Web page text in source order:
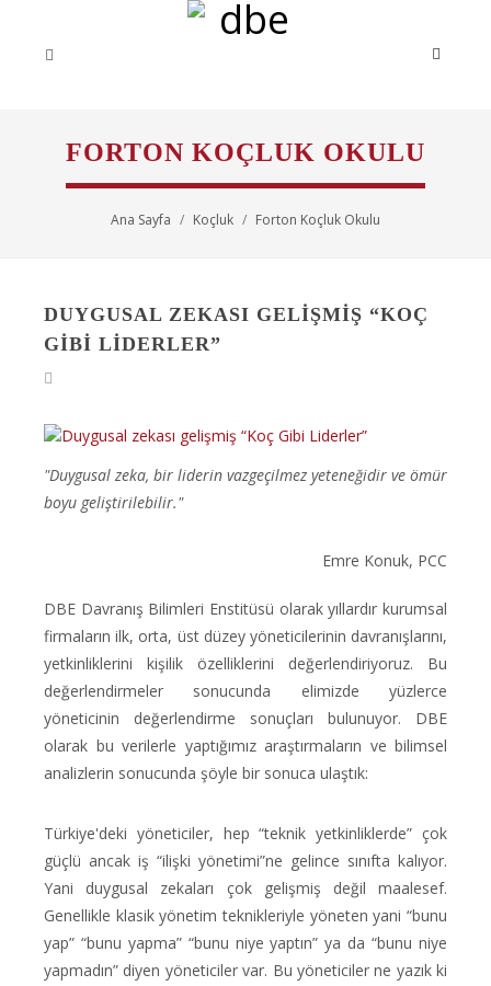
FORTON KOÇLUK OKULU
Ana Sayfa Koçluk Forton Koçluk Okulu
DUYGUSAL ZEKASI GELIŞMIŞ “KOÇ
GIBI LIDERLER”
"Duygusal zeka, bir liderin vazgeçilmez yeteneğidir ve ömür
boyu geliştirilebilir."
Emre Konuk, PCC
DBE Davranış Bilimleri Enstitüsü olarak yıllardır kurumsal
firmaların ilk, orta, üst düzey yöneticilerinin davranışlarını,
yetkinliklerini kişilik özelliklerini değerlendiriyoruz. Bu
değerlendirmeler sonucunda elimizde yüzlerce
yöneticinin değerlendirme sonuçları bulunuyor. DBE
olarak bu verilerle yaptığımız araştırmaların ve bilimsel
analizlerin sonucunda şöyle bir sonuca ulaştık:
Türkiye'deki yöneticiler, hep “teknik yetkinliklerde” çok
güçlü ancak iş “ilişki yönetimi”ne gelince sınıfta kalıyor.
Yani duygusal zekaları çok gelişmiş değil maalesef.
Genellikle klasik yönetim teknikleriyle yöneten yani “bunu
yap” “bunu yapma” “bunu niye yaptın” ya da “bunu niye
yapmadın” diyen yöneticiler var. Bu yöneticiler ne yazık ki